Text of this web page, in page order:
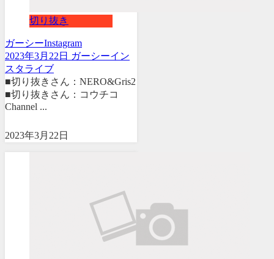
切り抜き
ガーシーInstagram
2023年3月22日 ガーシーイン
スタライブ
■切り抜きさん：NERO&Gris2
■切り抜きさん：コウチコ
Channel ...
2023年3月22日